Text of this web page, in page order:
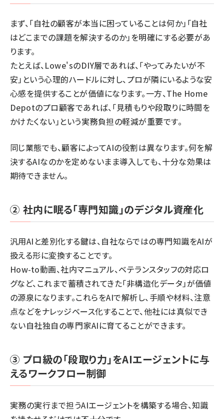
まず、「自社の顧客が本当に困っていることは何か」「自社
はどこまでの課題を解決するのか」を明確にする必要があ
ります。
たとえば、Lowe'sのDIY層であれば、「やってみたいが不
安」という心理的ハードルに対し、プロが隣にいるような安
心感を提供することが価値になります。一方、The Home
Depotのプロ顧客であれば、「見積もりや段取りに時間を
かけたくない」という実務負担の軽減が重要です。
同じ業態でも、顧客によってAIの役割は異なります。何を解
決するAIなのかを定めないまま導入しても、十分な効果は
期待できません。
② 社内に眠る「専門知識」のデジタル資産化
汎用AIと差別化する鍵は、自社ならではの専門知識をAIが
扱える形に変換することです。
How-to動画、社内マニュアル、ベテランスタッフの対応ロ
グなど、これまで蓄積されてきた「非構造化データ」が価値
の源泉になります。これらをAIで解析し、手順や材料、注意
点などをナレッジベース化することで、他社には真似でき
ない自社独自の専門家AIに育てることができます。
③ プロ級の「段取り力」をAIエージェントに与
えるワークフロー制御
実務の実行まで担うAIエージェントを構築する場合、知識